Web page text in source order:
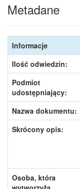
Metadane
Informacje
Ilość odwiedzin:
Podmiot
udostępniający:
Nazwa dokumentu:
Skrócony opis:
Osoba, która